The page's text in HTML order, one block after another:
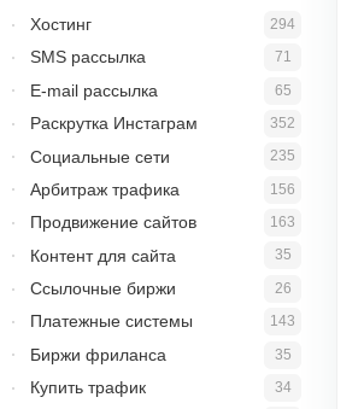
294
Хостинг
71
SMS рассылка
65
E-mail рассылка
352
Раскрутка Инстаграм
235
Социальные сети
156
Арбитраж трафика
163
Продвижение сайтов
35
Контент для сайта
26
Ссылочные биржи
143
Платежные системы
35
Биржи фриланса
34
Купить трафик